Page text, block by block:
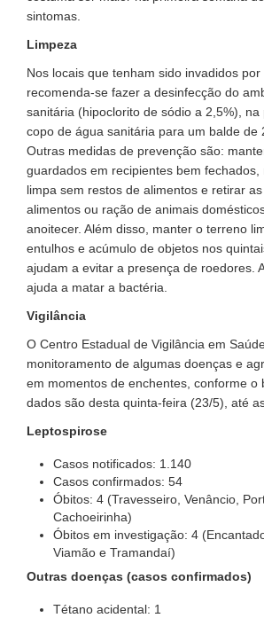
sintomas.
Limpeza
Nos locais que tenham sido invadidos por
recomenda-se fazer a desinfecção do
sanitária (hipoclorito de sódio a 2,5%), na
copo de água sanitária para um balde de
Outras medidas de prevenção são:
guardados em recipientes bem fechados,
limpa sem restos de alimentos e retirar
alimentos ou ração de animais
anoitecer. Além disso, manter o terreno
entulhos e acúmulo de objetos nos
ajudam a evitar a presença de roedores.
ajuda a matar a bactéria.
Vigilância
O Centro Estadual de Vigilância em
monitoramento de algumas doenças e
em momentos de enchentes, conforme o
dados são desta quinta-feira (23/5), até
Leptospirose
Casos notificados: 1.140
Casos confirmados: 54
Óbitos: 4 (Travesseiro, Venâncio,
Cachoeirinha)
Óbitos em investigação: 4
Viamão e Tramandaí)
Outras doenças (casos confirmados)
Tétano acidental: 1